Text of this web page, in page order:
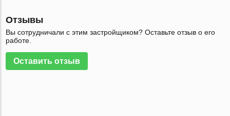
Отзывы
Вы сотрудничали с этим застройщиком? Оставьте отзыв о его
работе.
Оставить отзыв